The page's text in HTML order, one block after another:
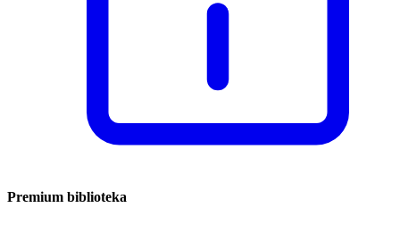
Premium biblioteka